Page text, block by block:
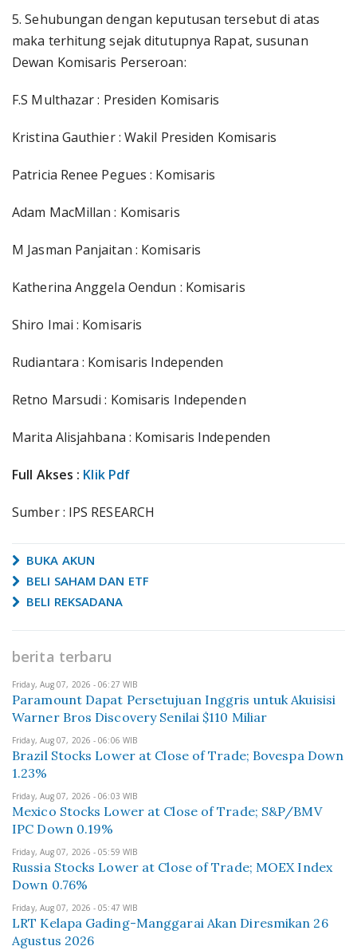
5. Sehubungan dengan keputusan tersebut di atas
maka terhitung sejak ditutupnya Rapat, susunan
Dewan Komisaris Perseroan:
F.S Multhazar : Presiden Komisaris
Kristina Gauthier : Wakil Presiden Komisaris
Patricia Renee Pegues : Komisaris
Adam MacMillan : Komisaris
M Jasman Panjaitan : Komisaris
Katherina Anggela Oendun : Komisaris
Shiro Imai : Komisaris
Rudiantara : Komisaris Independen
Retno Marsudi : Komisaris Independen
Marita Alisjahbana : Komisaris Independen
Full Akses : Klik Pdf
Sumber : IPS RESEARCH
BUKA AKUN
BELI SAHAM DAN ETF
BELI REKSADANA
berita terbaru
Friday, Aug 07, 2026 - 06:27 WIB
Paramount Dapat Persetujuan Inggris untuk Akuisisi
Warner Bros Discovery Senilai $110 Miliar
Friday, Aug 07, 2026 - 06:06 WIB
Brazil Stocks Lower at Close of Trade; Bovespa Down
1.23%
Friday, Aug 07, 2026 - 06:03 WIB
Mexico Stocks Lower at Close of Trade; S&P/BMV
IPC Down 0.19%
Friday, Aug 07, 2026 - 05:59 WIB
Russia Stocks Lower at Close of Trade; MOEX Index
Down 0.76%
Friday, Aug 07, 2026 - 05:47 WIB
LRT Kelapa Gading-Manggarai Akan Diresmikan 26
Agustus 2026